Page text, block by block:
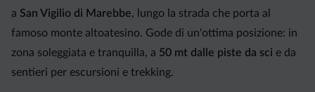
a San Vigilio di Marebbe, lungo la strada che porta al
famoso monte altoatesino. Gode di un'ottima posizione: in
zona soleggiata e tranquilla, a 50 mt dalle piste da sci e da
sentieri per escursioni e trekking.